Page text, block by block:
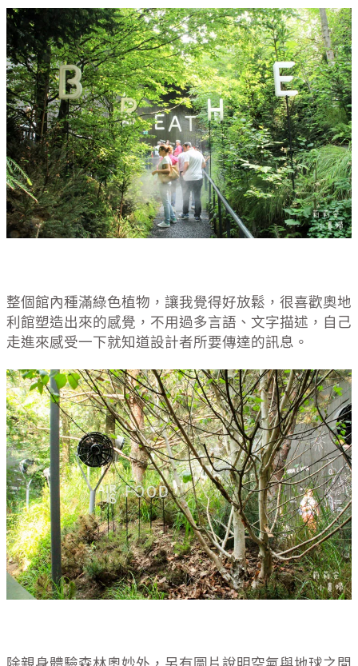
整個館內種滿綠色植物，讓我覺得好放鬆，很喜歡奧地
利館塑造出來的感覺，不用過多言語、文字描述，自己
走進來感受一下就知道設計者所要傳達的訊息。